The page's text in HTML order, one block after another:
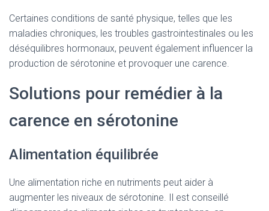
Certaines conditions de santé physique, telles que les
maladies chroniques, les troubles gastrointestinales ou les
déséquilibres hormonaux, peuvent également influencer la
production de sérotonine et provoquer une carence.
Solutions pour remédier à la
carence en sérotonine
Alimentation équilibrée
Une alimentation riche en nutriments peut aider à
augmenter les niveaux de sérotonine. Il est conseillé